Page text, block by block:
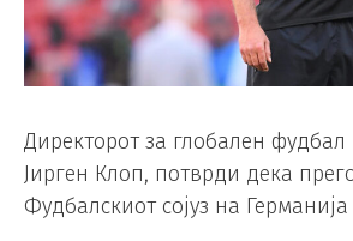
Директорот за глобален фудбал
Јирген Клоп, потврди дека
Фудбалскиот сојуз на